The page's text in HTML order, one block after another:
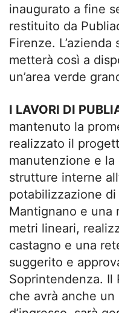
inaugurato a fine
restituito da
Firenze.
metterà così a
un’area verde
I LAVORI DI
mantenuto la
realizzato il
manutenzione e
strutture interne
potabilizzazione di
Mantignano e una
metri lineari,
castagno e una
suggerito e
Soprintendenza. Il
che avrà anche